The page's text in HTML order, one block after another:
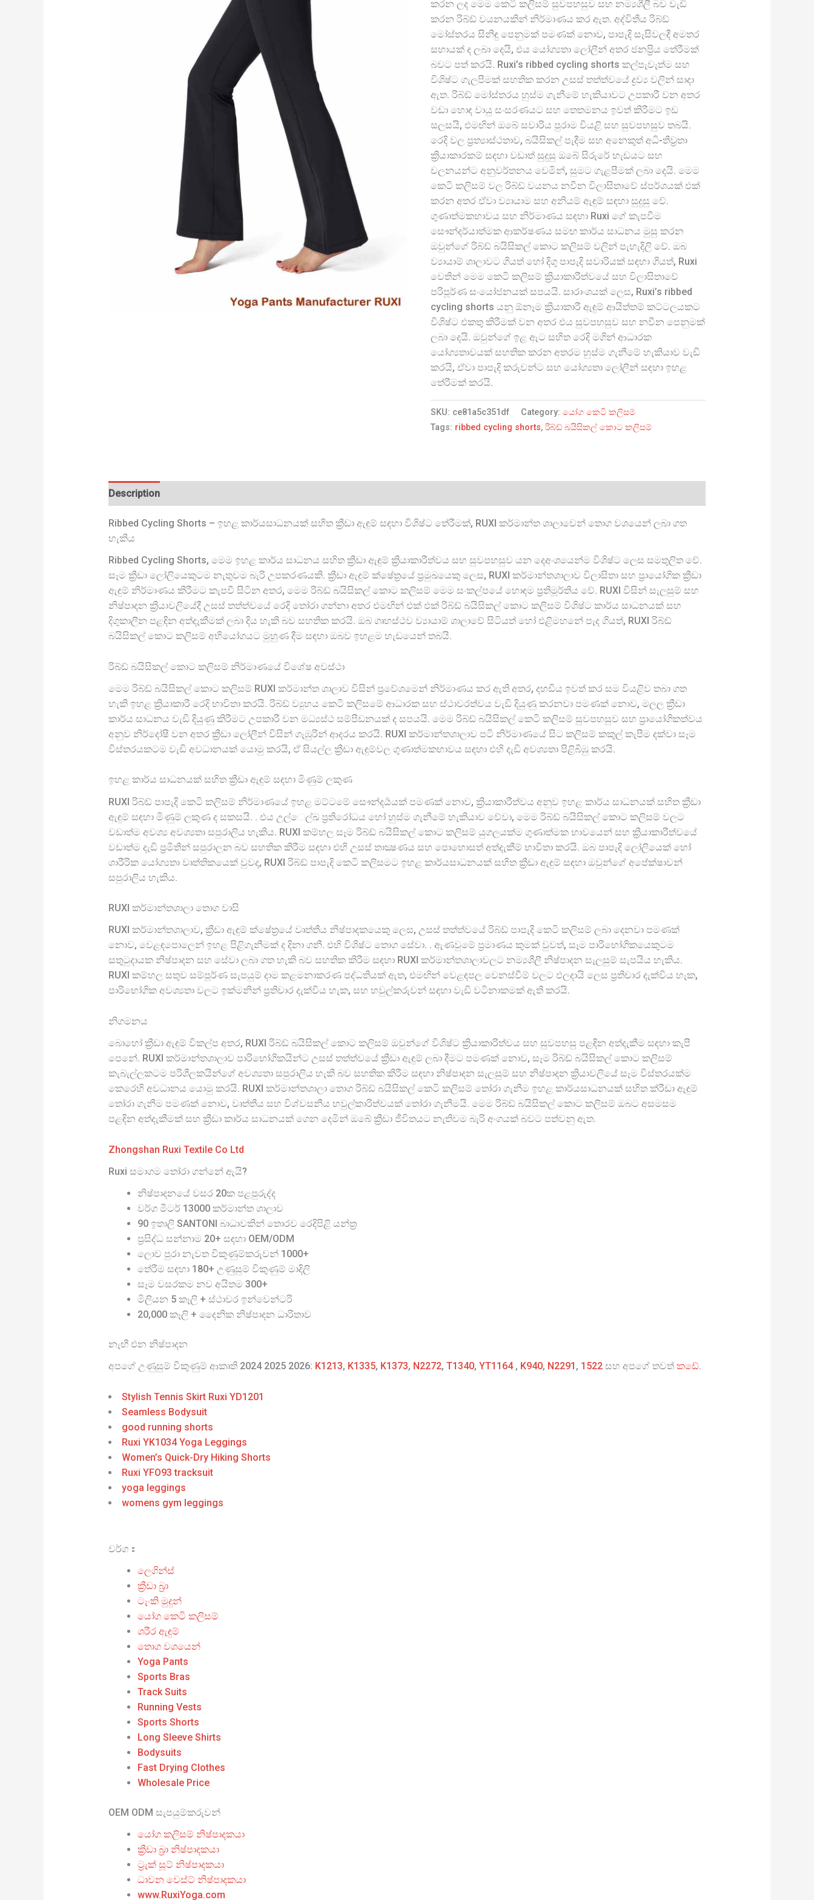
කරන ලද මෙම කෙටි කලිසම් සුවපහසුව සහ නම්‍යශීලී බව වැඩි
කරන රිබ්ඩ් වයනයකින් නිර්මාණය කර ඇත. අද්විතීය රිබ්ඩ්
මෝස්තරය සිනිඳු පෙනුමක් පමණක් නොව, පාපැදි සැසිවලදී අමතර
සහායක් ද ලබා දෙයි, එය යෝග්‍යතා ලෝලීන් අතර ජනප්‍රිය තේරීමක්
බවට පත් කරයි. Ruxi’s ribbed cycling shorts කල්පැවැත්ම සහ
විශිෂ්ට ගැලපීමක් සහතික කරන උසස් තත්ත්වයේ ද්‍රව්‍ය වලින් සාදා
ඇත. රිබ්ඩ් මෝස්තරය හුස්ම ගැනීමේ හැකියාවට උපකාරී වන අතර
වඩා හොඳ වායු සංසරණයට සහ තෙතමනය ඉවත් කිරීමට ඉඩ
සලසයි, එමඟින් ඔබේ සවාරිය පුරාම වියළි සහ සුවපහසුව තබයි.
රෙදි වල ප්‍රත්‍යාස්ථතාව, බයිසිකල් පැදීම සහ අනෙකුත් අධි-තීව්‍රතා
ක්‍රියාකාරකම් සඳහා වඩාත් සුදුසු ඔබේ සිරුරේ හැඩයට සහ
චලනයන්ට අනුවර්තනය වෙමින්, සුමට ගැළපීමක් ලබා දෙයි. මෙම
කෙටි කලිසම් වල රිබ්ඩ් වයනය නවීන විලාසිතාවේ ස්පර්ශයක් එක්
කරන අතර ඒවා ව්‍යායාම සහ අනියම් ඇඳුම් සඳහා සුදුසු වේ.
ගුණාත්මකභාවය සහ නිර්මාණය සඳහා Ruxi ගේ කැපවීම
සෞන්දර්යාත්මක ආකර්ෂණය සමඟ කාර්ය සාධනය මුසු කරන
ඔවුන්ගේ රිබ්ඩ් බයිසිකල් කොට කලිසම් වලින් පැහැදිලි වේ. ඔබ
ව්‍යායාම් ශාලාවට ගියත් හෝ දිගු පාපැදි සවාරියක් සඳහා ගියත්, Ruxi
වෙතින් මෙම කෙටි කලිසම් ක්‍රියාකාරීත්වයේ සහ විලාසිතාවේ
පරිපූර්ණ සංයෝජනයක් සපයයි. සාරාංශයක් ලෙස, Ruxi’s ribbed
cycling shorts යනු ඕනෑම ක්‍රියාකාරී ඇඳුම් ආයිත්තම් කට්ටලයකට
විශිෂ්ට එකතු කිරීමක් වන අතර එය සුවපහසුව සහ නවීන පෙනුමක්
ලබා දෙයි. ඔවුන්ගේ ඉළ ඇට සහිත රෙදි මගින් ආධාරක
යෝග්‍යතාවයක් සහතික කරන අතරම හුස්ම ගැනීමේ හැකියාව වැඩි
කරයි, ඒවා පාපැදි කරුවන්ට සහ යෝග්‍යතා ලෝලීන් සඳහා ඉහළ
තේරීමක් කරයි.
SKU: ce81a5c351df Category:යෝග කෙටි කලිසම්
Tags: ribbed cycling shorts,රිබ්ඩ් බයිසිකල් කොට කලිසම්
Description
Ribbed Cycling Shorts – ඉහළ කාර්යසාධනයක් සහිත ක්‍රීඩා ඇඳුම් සඳහා විශිෂ්ට තේරීමක්, RUXI කර්මාන්ත ශාලාවෙන් තොග වශයෙන් ලබා ගත
හැකිය
Ribbed Cycling Shorts, මෙම ඉහළ කාර්ය සාධනය සහිත ක්‍රීඩා ඇඳුම් ක්‍රියාකාරීත්වය සහ සුවපහසුව යන දෙඅංශයෙන්ම විශිෂ්ට ලෙස සමතුලිත වේ.
සෑම ක්‍රීඩා ලෝලියෙකුටම නැතුවම බැරි උපකරණයකි. ක්‍රීඩා ඇඳුම් ක්ෂේත්‍රයේ ප්‍රමුඛයෙකු ලෙස, RUXI කර්මාන්තශාලාව විලාසිතා සහ ප්‍රායෝගික ක්‍රීඩා
ඇඳුම් නිර්මාණය කිරීමට කැපවී සිටින අතර, මෙම රිබ්ඩ් බයිසිකල් කොට කලිසම් මෙම සංකල්පයේ හොඳම ප්‍රතිමූර්තිය වේ. RUXI විසින් සැලසුම් සහ
නිෂ්පාදන ක්‍රියාවලියේදී උසස් තත්ත්වයේ රෙදි තෝරා ගන්නා අතර එමඟින් එක් එක් රිබ්ඩ් බයිසිකල් කොට කලිසම් විශිෂ්ට කාර්ය සාධනයක් සහ
දිගුකාලීන පළඳින අත්දැකීමක් ලබා දිය හැකි බව සහතික කරයි. ඔබ ගෘහස්ථව ව්‍යායාම් ශාලාවේ සිටියත් හෝ එළිමහනේ පැද ගියත්, RUXI රිබ්ඩ්
බයිසිකල් කොට කලිසම් අභියෝගයට මුහුණ දීම සඳහා ඔබව ඉහළම හැඩයෙන් තබයි.
රිබ්ඩ් බයිසිකල් කොට කලිසම් නිර්මාණයේ විශේෂ අවස්ථා
මෙම රිබ්ඩ් බයිසිකල් කොට කලිසම් RUXI කර්මාන්ත ශාලාව විසින් ප්‍රවේශමෙන් නිර්මාණය කර ඇති අතර, දහඩිය ඉවත් කර සම වියළිව තබා ගත
හැකි ඉහළ ක්‍රියාකාරී රෙදි භාවිතා කරයි. රිබ්ඩ් ව්‍යුහය කෙටි කලිසමේ ආධාරක සහ ස්ථාවරත්වය වැඩි දියුණු කරනවා පමණක් නොව, මලල ක්‍රීඩා
කාර්ය සාධනය වැඩි දියුණු කිරීමට උපකාරී වන මධ්‍යස්ථ සම්පීඩනයක් ද සපයයි. මෙම රිබ්ඩ් බයිසිකල් කෙටි කලිසම් සුවපහසුව සහ ප්‍රායෝගිකත්වය
අනුව නිර්දෝෂී වන අතර ක්‍රීඩා ලෝලීන් විසින් ගැඹුරින් ආදරය කරයි. RUXI කර්මාන්තශාලාව පටි නිර්මාණයේ සිට කලිසම් කකුල් කැපීම දක්වා සෑම
විස්තරයකටම වැඩි අවධානයක් යොමු කරයි, ඒ සියල්ල ක්‍රීඩා ඇඳුම්වල ගුණාත්මකභාවය සඳහා එහි දැඩි අවශ්‍යතා පිළිබිඹු කරයි.
ඉහළ කාර්ය සාධනයක් සහිත ක්‍රීඩා ඇඳුම් සඳහා මිණුම් ලකුණ
RUXI රිබ්ඩ් පාපැදි කෙටි කලිසම් නිර්මාණයේ ඉහළ මට්ටමේ සෞන්දර්‍යයක් පමණක් නොව, ක්‍රියාකාරීත්වය අනුව ඉහළ කාර්ය සාධනයක් සහිත ක්‍රීඩා
ඇඳුම් සඳහා මිණුම් ලකුණ ද සකසයි. . එය උල්ෙල්ඛ ප්‍රතිරෝධය හෝ හුස්ම ගැනීමේ හැකියාව වේවා, මෙම රිබ්ඩ් බයිසිකල් කොට කලිසම් වලට
වඩාත්ම අවශ්‍ය අවශ්‍යතා සපුරාලිය හැකිය. RUXI කම්හල සෑම රිබ්ඩ් බයිසිකල් කොට කලිසම් යුගලයක්ම ගුණාත්මක භාවයෙන් සහ ක්‍රියාකාරීත්වයේ
වඩාත්ම දැඩි ප්‍රමිතීන් සපුරාලන බව සහතික කිරීම සඳහා එහි උසස් තාක්‍ෂණය සහ පොහොසත් අත්දැකීම් භාවිතා කරයි. ඔබ පාපැදි ලෝලියෙක් හෝ
ශාරීරික යෝග්‍යතා වෘත්තිකයෙක් වුවද, RUXI රිබ්ඩ් පාපැදි කෙටි කලිසමට ඉහළ කාර්යසාධනයක් සහිත ක්‍රීඩා ඇඳුම් සඳහා ඔවුන්ගේ අපේක්ෂාවන්
සපුරාලිය හැකිය.
RUXI කර්මාන්තශාලා තොග වාසි
RUXI කර්මාන්තශාලාව, ක්‍රීඩා ඇඳුම් ක්ෂේත්‍රයේ වෘත්තීය නිෂ්පාදකයෙකු ලෙස, උසස් තත්ත්වයේ රිබ්ඩ් පාපැදි කෙටි කලිසම් ලබා දෙනවා පමණක්
නොව, වෙළඳපොලෙන් ඉහළ පිළිගැනීමක් ද දිනා ගනී. එහි විශිෂ්ට තොග සේවා. . ඇණවුමේ ප්‍රමාණය කුමක් වුවත්, සෑම පාරිභෝගිකයෙකුටම
සතුටුදායක නිෂ්පාදන සහ සේවා ලබා ගත හැකි බව සහතික කිරීම සඳහා RUXI කර්මාන්තශාලාවලට නම්‍යශීලී නිෂ්පාදන සැලසුම් සැපයිය හැකිය.
RUXI කම්හල සතුව සම්පූර්ණ සැපයුම් දාම කළමනාකරණ පද්ධතියක් ඇත, එමඟින් වෙළඳපල වෙනස්වීම් වලට ඵලදායි ලෙස ප්‍රතිචාර දැක්විය හැක,
පාරිභෝගික අවශ්‍යතා වලට ඉක්මනින් ප්‍රතිචාර දැක්විය හැක, සහ හවුල්කරුවන් සඳහා වැඩි වටිනාකමක් ඇති කරයි.
නිගමනය
බොහෝ ක්‍රීඩා ඇඳුම් විකල්ප අතර, RUXI රිබ්ඩ් බයිසිකල් කොට කලිසම් ඔවුන්ගේ විශිෂ්ට ක්‍රියාකාරිත්වය සහ සුවපහසු පළඳින අත්දැකීම සඳහා කැපී
පෙනේ. RUXI කර්මාන්තශාලාව පාරිභෝගිකයින්ට උසස් තත්ත්වයේ ක්‍රීඩා ඇඳුම් ලබා දීමට පමණක් නොව, සෑම රිබ්ඩ් බයිසිකල් කොට කලිසම්
කැබැල්ලකටම පරිශීලකයින්ගේ අවශ්‍යතා සපුරාලිය හැකි බව සහතික කිරීම සඳහා නිෂ්පාදන සැලසුම් සහ නිෂ්පාදන ක්‍රියාවලියේ සෑම විස්තරයක්ම
කෙරෙහි අවධානය යොමු කරයි. RUXI කර්මාන්තශාලා තොග රිබ්ඩ් බයිසිකල් කෙටි කලිසම් තෝරා ගැනීම ඉහළ කාර්යසාධනයක් සහිත ක්රීඩා ඇඳුම්
තෝරා ගැනීම පමණක් නොව, වෘත්තීය සහ විශ්වසනීය හවුල්කාරිත්වයක් තෝරා ගැනීමයි. මෙම රිබ්ඩ් බයිසිකල් කොට කලිසම් ඔබට අසමසම
පළඳින අත්දැකීමක් සහ ක්‍රීඩා කාර්ය සාධනයක් ගෙන දෙමින් ඔබේ ක්‍රීඩා ජීවිතයට නැතිවම බැරි අංගයක් බවට පත්වනු ඇත.
Zhongshan Ruxi Textile Co Ltd
Ruxi සමාගම තෝරා ගන්නේ ඇයි?
නිෂ්පාදනයේ වසර 20ක පළපුරුද්ද
වර්ග මීටර් 13000 කර්මාන්ත ශාලාව
90 ඉතාලි SANTONI බාධාවකින් තොරව රෙදිපිළි යන්ත්‍ර
ප්‍රසිද්ධ සන්නාම 20+ සඳහා OEM/ODM
ලොව පුරා නැවත විකුණුම්කරුවන් 1000+
තේරීම සඳහා 180+ උණුසුම් විකුණුම් මාදිලි
සෑම වසරකම නව අයිතම 300+
මිලියන 5 කෑලි + ස්ථාවර ඉන්වෙන්ටරි
20,000 කෑලි + දෛනික නිෂ්පාදන ධාරිතාව
නැඟී එන නිෂ්පාදන
අපගේ උණුසුම් විකුණුම් ආකෘති 2024 2025 2026: K1213, K1335, K1373, N2272, T1340, YT1164, K940, N2291 , 1522 සහ අපගේ තවත් කඩේ.
Stylish Tennis Skirt Ruxi YD1201
Seamless Bodysuit
good running shorts
Ruxi YK1034 Yoga Leggings
Women’s Quick-Dry Hiking Shorts
Ruxi YFO93 tracksuit
yoga leggings
womens gym leggings
වර්ග：
ලෙගින්ස්
ක්‍රීඩා බ්‍රා
ටැංකි මුදුන්
යෝග කෙටි කලිසම්
ශරීර ඇඳුම්
තොග වශයෙන්
Yoga Pants
Sports Bras
Track Suits
Running Vests
Sports Shorts
Long Sleeve Shirts
Bodysuits
Fast Drying Clothes
Wholesale Price
OEM ODM සැපයුම්කරුවන්
යෝග කලිසම් නිෂ්පාදකයා
ක්‍රීඩා බ්‍රා නිෂ්පාදකයා
ට්‍රැක් සූට් නිෂ්පාදකයා
ධාවන වෙස්ට් නිෂ්පාදකයා
www.RuxiYoga.com